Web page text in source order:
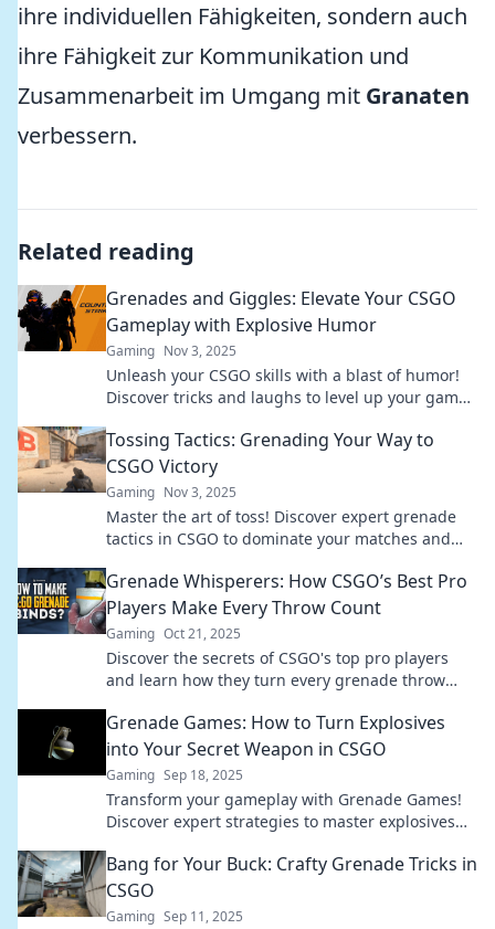
ihre individuellen Fähigkeiten, sondern auch
ihre Fähigkeit zur Kommunikation und
Zusammenarbeit im Umgang mit Granaten
verbessern.
Related reading
Grenades and Giggles: Elevate Your CSGO
Gameplay with Explosive Humor
Gaming Nov 3, 2025
Unleash your CSGO skills with a blast of humor!
Discover tricks and laughs to level up your game
Tossing Tactics: Grenading Your Way to
CSGO Victory
Gaming Nov 3, 2025
Master the art of toss! Discover expert grenade
tactics in CSGO to dominate your matches and
Grenade Whisperers: How CSGO’s Best Pro
Players Make Every Throw Count
Gaming Oct 21, 2025
Discover the secrets of CSGO's top pro players
and learn how they turn every grenade throw
Grenade Games: How to Turn Explosives
into Your Secret Weapon in CSGO
Gaming Sep 18, 2025
Transform your gameplay with Grenade Games!
Discover expert strategies to master explosives
Bang for Your Buck: Crafty Grenade Tricks in
CSGO
Gaming Sep 11, 2025